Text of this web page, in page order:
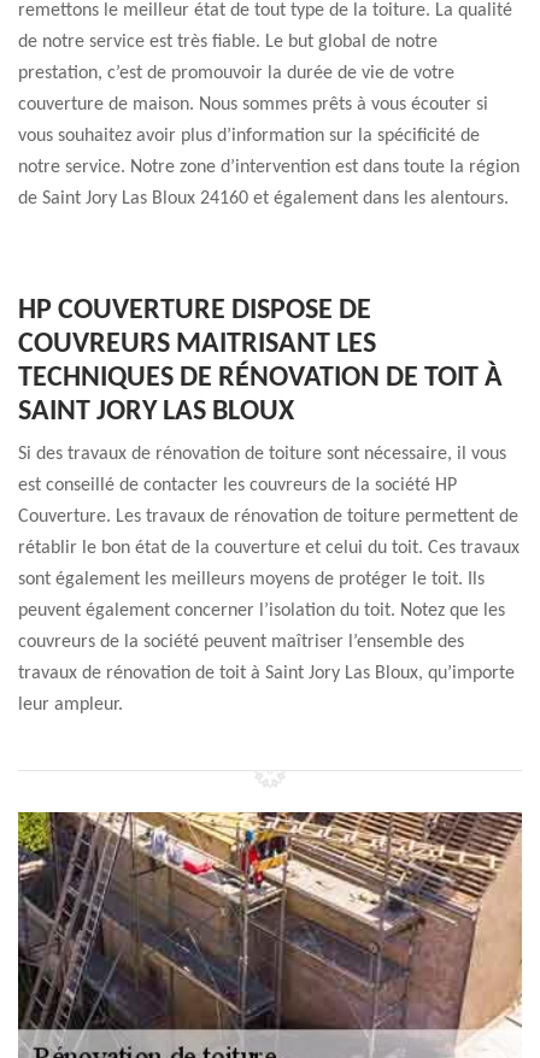
remettons le meilleur état de tout type de la toiture. La qualité
de notre service est très fiable. Le but global de notre
prestation, c’est de promouvoir la durée de vie de votre
couverture de maison. Nous sommes prêts à vous écouter si
vous souhaitez avoir plus d’information sur la spécificité de
notre service. Notre zone d’intervention est dans toute la région
de Saint Jory Las Bloux 24160 et également dans les alentours.
HP COUVERTURE DISPOSE DE
COUVREURS MAITRISANT LES
TECHNIQUES DE RÉNOVATION DE TOIT À
SAINT JORY LAS BLOUX
Si des travaux de rénovation de toiture sont nécessaire, il vous
est conseillé de contacter les couvreurs de la société HP
Couverture. Les travaux de rénovation de toiture permettent de
rétablir le bon état de la couverture et celui du toit. Ces travaux
sont également les meilleurs moyens de protéger le toit. Ils
peuvent également concerner l’isolation du toit. Notez que les
couvreurs de la société peuvent maîtriser l’ensemble des
travaux de rénovation de toit à Saint Jory Las Bloux, qu’importe
leur ampleur.